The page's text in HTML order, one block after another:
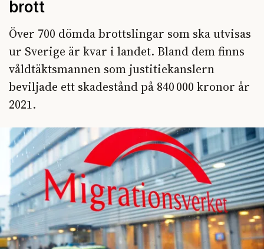
brott
Över 700 dömda brottslingar som ska utvisas
ur Sverige är kvar i landet. Bland dem finns
våldtäktsmannen som justitiekanslern
beviljade ett skadestånd på 840 000 kronor år
2021.